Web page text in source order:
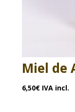
Miel de
6,50€ IVA incl.